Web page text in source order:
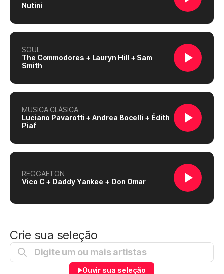
Nutini
SOUL
The Commodores + Lauryn Hill + Sam
Smith
MÚSICA CLÁSICA
Luciano Pavarotti + Andrea Bocelli + Édith
Piaf
REGGAETON
Vico C + Daddy Yankee + Don Omar
Crie sua seleção
Ouvir sua seleção